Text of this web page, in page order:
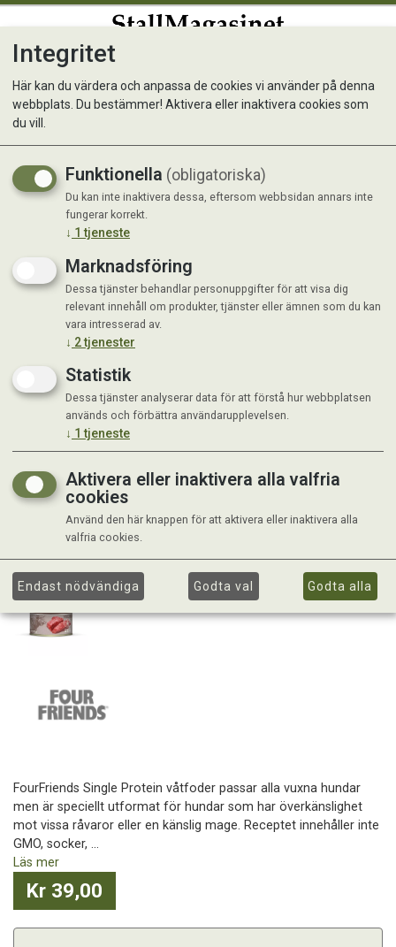
FFDog Beef 400g
FourFriends Single Protein våtfoder passar alla vuxna hundar
men är speciellt utformat för hundar som har överkänslighet
mot vissa råvaror eller en känslig mage. Receptet innehåller inte
GMO, socker, ...
Läs mer
Kr 39,00
Integritet
Här kan du värdera och anpassa de cookies vi använder på denna
webbplats. Du bestämmer! Aktivera eller inaktivera cookies som
du vill.
Funktionella (obligatoriska)
Du kan inte inaktivera dessa, eftersom webbsidan annars inte
fungerar korrekt.
↓ 1 tjeneste
Marknadsföring
Dessa tjänster behandlar personuppgifter för att visa dig
relevant innehåll om produkter, tjänster eller ämnen som du kan
vara intresserad av.
↓ 2tjenester
Statistik
Dessa tjänster analyserar data för att förstå hur webbplatsen
används och förbättra användarupplevelsen.
↓ 1 tjeneste
Aktivera eller inaktivera alla valfria
cookies
Använd den här knappen för att aktivera eller inaktivera alla
valfria cookies.
Endast nödvändiga Godta val Godta alla